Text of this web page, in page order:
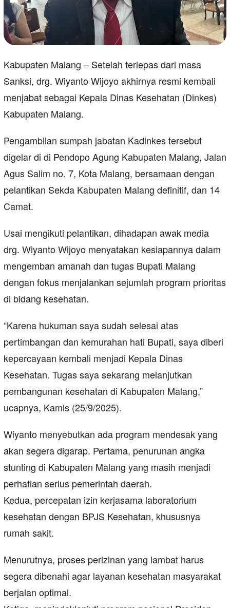
Kabupaten Malang – Setelah terlepas dari masa
Sanksi, drg. Wiyanto Wijoyo akhirnya resmi kembali
menjabat sebagai Kepala Dinas Kesehatan (Dinkes)
Kabupaten Malang.
Pengambilan sumpah jabatan Kadinkes tersebut
digelar di di Pendopo Agung Kabupaten Malang, Jalan
Agus Salim no. 7, Kota Malang, bersamaan dengan
pelantikan Sekda Kabupaten Malang definitif, dan 14
Camat.
Usai mengikuti pelantikan, dihadapan awak media
drg. Wiyanto Wijoyo menyatakan kesiapannya dalam
mengemban amanah dan tugas Bupati Malang
dengan fokus menjalankan sejumlah program prioritas
di bidang kesehatan.
“Karena hukuman saya sudah selesai atas
pertimbangan dan kemurahan hati Bupati, saya diberi
kepercayaan kembali menjadi Kepala Dinas
Kesehatan. Tugas saya sekarang melanjutkan
pembangunan kesehatan di Kabupaten Malang,”
ucapnya, Kamis (25/9/2025).
Wiyanto menyebutkan ada program mendesak yang
akan segera digarap. Pertama, penurunan angka
stunting di Kabupaten Malang yang masih menjadi
perhatian serius pemerintah daerah.
Kedua, percepatan izin kerjasama laboratorium
kesehatan dengan BPJS Kesehatan, khususnya
rumah sakit.
Menurutnya, proses perizinan yang lambat harus
segera dibenahi agar layanan kesehatan masyarakat
berjalan optimal.